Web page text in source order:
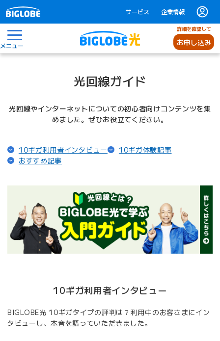
サービス 企業情報
メニュー
詳細を確認して
お申し込み
光回線ガイド
光回線やインターネットについての初心者向けコンテンツを集
めました。ぜひお役立てください。
10ギガ利用者インタビュー（ページ内リンク）
10ギガ体験記事（ページ内リ
おすすめ記事
10ギガ利用者インタビュー
BIGLOBE光 10ギガタイプの評判は？利用中のお客さまにイン
タビューし、本音を語っていただきました。